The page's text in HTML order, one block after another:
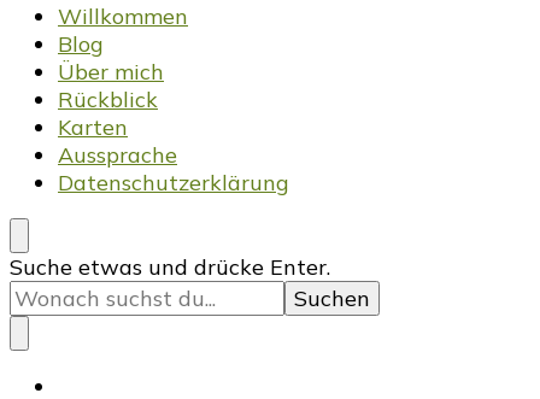
Willkommen
Blog
Über mich
Rückblick
Karten
Aussprache
Datenschutzerklärung
Suchst
du
nach
etwas?
Suche etwas und drücke Enter.